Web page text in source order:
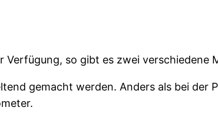
so gibt es zwei verschiedene
gemacht werden. Anders als bei der